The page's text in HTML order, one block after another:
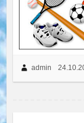
admin